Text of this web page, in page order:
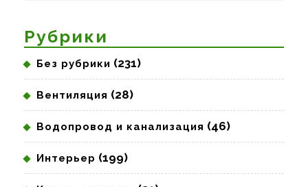
Рубрики
Без рубрики (231)
Вентиляция (28)
Водопровод и канализация (46)
Интерьер (199)